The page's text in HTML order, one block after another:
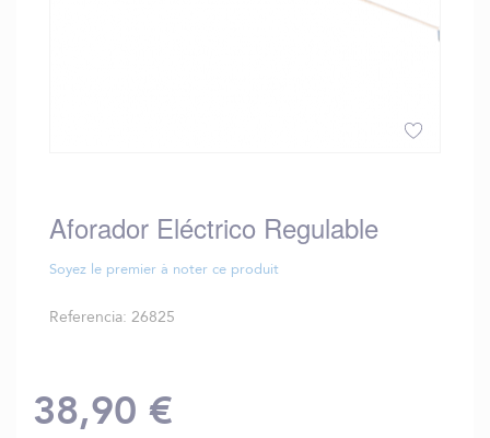
comienzo
de
la
galería
imágenes
Aforador Eléctrico Regulable
Soyez le premier à noter ce produit
Referencia 26825
38,90 €